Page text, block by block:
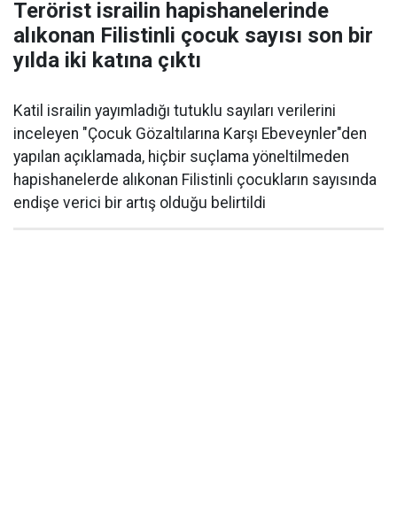
Terörist israilin hapishanelerinde
alıkonan Filistinli çocuk sayısı son bir
yılda iki katına çıktı
Katil israilin yayımladığı tutuklu sayıları verilerini
inceleyen "Çocuk Gözaltılarına Karşı Ebeveynler"den
yapılan açıklamada, hiçbir suçlama yöneltilmeden
hapishanelerde alıkonan Filistinli çocukların sayısında
endişe verici bir artış olduğu belirtildi